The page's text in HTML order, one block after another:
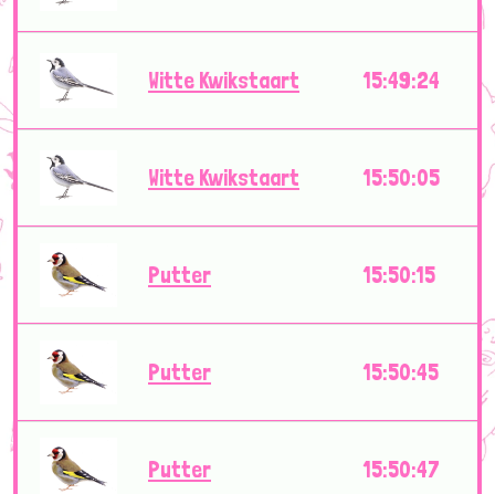
Witte Kwikstaart 15:49:24
Witte Kwikstaart 15:50:05
Putter 15:50:15
Putter 15:50:45
Putter 15:50:47